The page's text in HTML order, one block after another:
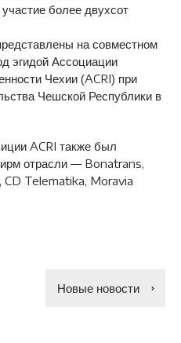
более двухсот
на совместном
эгидой Ассоциации
Чехии (ACRI) при
Чешской Республики в
ACRI также был
отрасли — Bonatrans,
CD Telematika, Moravia
Новые новости